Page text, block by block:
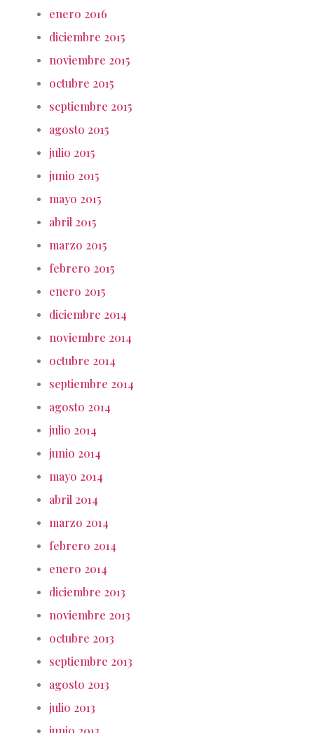
enero 2016
diciembre 2015
noviembre 2015
octubre 2015
septiembre 2015
agosto 2015
julio 2015
junio 2015
mayo 2015
abril 2015
marzo 2015
febrero 2015
enero 2015
diciembre 2014
noviembre 2014
octubre 2014
septiembre 2014
agosto 2014
julio 2014
junio 2014
mayo 2014
abril 2014
marzo 2014
febrero 2014
enero 2014
diciembre 2013
noviembre 2013
octubre 2013
septiembre 2013
agosto 2013
julio 2013